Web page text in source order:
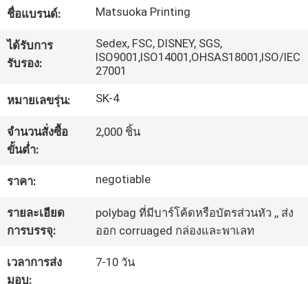
กับ
เรา
ทัวร์
โรงงาน
ควบคุม
คุณภาพ
ติดต่อ
ชื่อแบรนด์: Matsuoka Printing
ได้รับการ
รับรอง:
Sedex, FSC, DISNEY, SGS,
ISO9001,ISO14001,OHSAS18001,ISO/IEC
27001
หมายเลขรุ่น: SK-4
จำนวนสั่งซื้อ
ขั้นต่ำ:
2,000 ชิ้น
ราคา: negotiable
รายละเอียด
การบรรจุ:
polybag ที่มีบาร์โค้ดหรือบัตรส่วนหัว ,, ส่ง
ออก corruaged กล่องและพาเลท
เวลาการส่ง
มอบ:
7-10 วัน